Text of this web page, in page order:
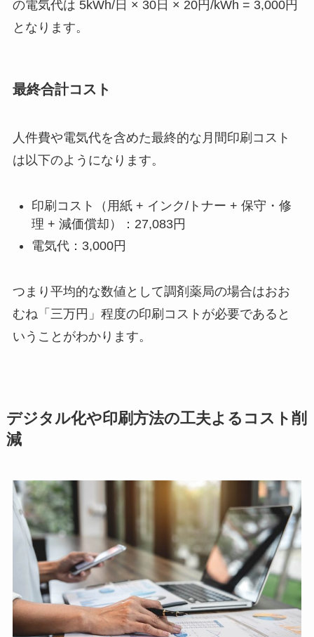
の電気代は 5kWh/日 × 30日 × 20円/kWh = 3,000円
となります。
最終合計コスト
人件費や電気代を含めた最終的な月間印刷コスト
は以下のようになります。
印刷コスト（用紙 + インク/トナー + 保守・修
理 + 減価償却）：27,083円
電気代：3,000円
つまり平均的な数値として調剤薬局の場合はおお
むね「三万円」程度の印刷コストが必要であると
いうことがわかります。
デジタル化や印刷方法の工夫よるコスト削
減